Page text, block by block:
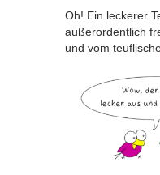
Oh! Ein leckerer
außerordentlich
und vom